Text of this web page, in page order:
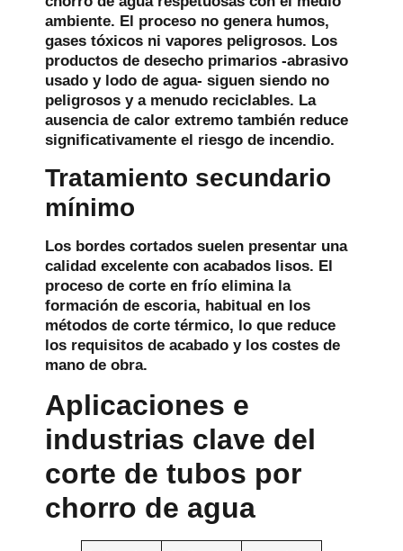
ambiente. El proceso no genera humos,
gases tóxicos ni vapores peligrosos. Los
productos de desecho primarios -abrasivo
usado y lodo de agua- siguen siendo no
peligrosos y a menudo reciclables. La
ausencia de calor extremo también reduce
significativamente el riesgo de incendio.
Tratamiento secundario
mínimo
Los bordes cortados suelen presentar una
calidad excelente con acabados lisos. El
proceso de corte en frío elimina la
formación de escoria, habitual en los
métodos de corte térmico, lo que reduce
los requisitos de acabado y los costes de
mano de obra.
Aplicaciones e
industrias clave del
corte de tubos por
chorro de agua